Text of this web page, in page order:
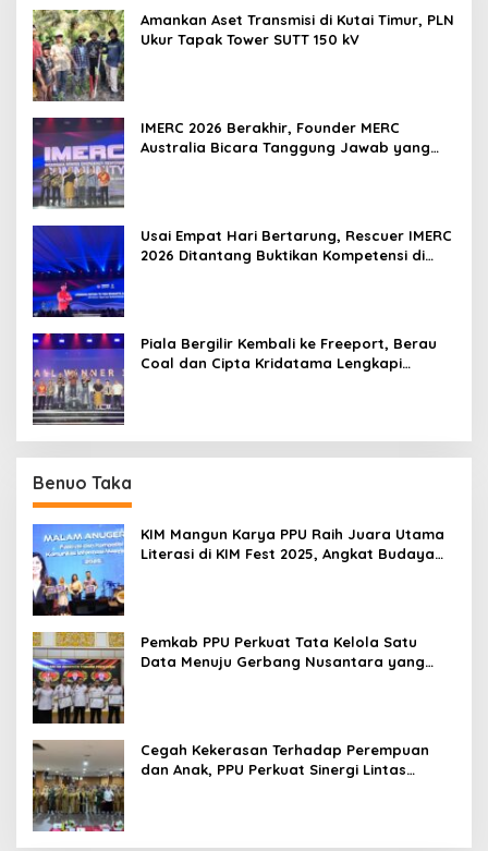
Amankan Aset Transmisi di Kutai Timur, PLN
Ukur Tapak Tower SUTT 150 kV
IMERC 2026 Berakhir, Founder MERC
Australia Bicara Tanggung Jawab yang
Usai Empat Hari Bertarung, Rescuer IMERC
2026 Ditantang Buktikan Kompetensi di
Piala Bergilir Kembali ke Freeport, Berau
Coal dan Cipta Kridatama Lengkapi
Benuo Taka
KIM Mangun Karya PPU Raih Juara Utama
Literasi di KIM Fest 2025, Angkat Budaya
Pemkab PPU Perkuat Tata Kelola Satu
Data Menuju Gerbang Nusantara yang
Cegah Kekerasan Terhadap Perempuan
dan Anak, PPU Perkuat Sinergi Lintas